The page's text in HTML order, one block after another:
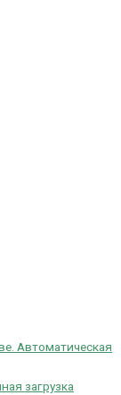
Автоматическая
загрузка